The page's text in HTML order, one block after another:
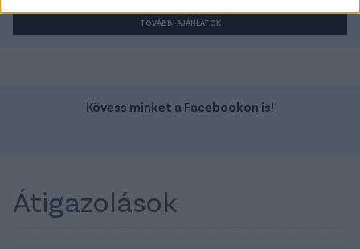
TOVÁBBI AJÁNLATOK
Kövess minket a Facebookon is!
Átigazolások